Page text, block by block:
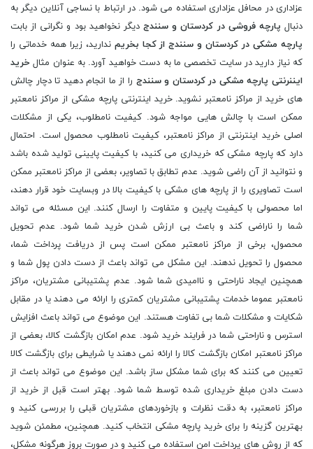
عزاداری در محافل عزاداری استفاده می شود. در ارتباط با نساجی آنلاین دیگر به
دنبالپارچه فروشی در کردستان و سنندجدیگر نخواهید بود و نگرانی از بابت
پارچه مشکی در کردستان و سنندج از کجا بخریم ندارید، زیرا همه خدماتی را
که نیاز دارید در سایت تخصصی ما به دست خواهید آورد. به عنوان مثالخرید
ایننرنتی پارچه مشکی در کردستان و سنندج را از ما انجام دهید تا دچار چالش
های خرید از مراکز نامعتبر نشوید. خرید اینترنتی پارچه مشکی از مراکز نامعتبر
ممکن است با چالش هایی مواجه شود. کیفیت نامطلوب، یکی از مشکلات
اصلی خرید اینترنتی از مراکز نامعتبر، کیفیت نامطلوب محصول است. احتمال
دارد که پارچه مشکی که خریداری می کنید، با کیفیت پایینی تولید شده باشد
و نتوانید از آن راضی شوید. عدم تطابق با تصاویر، بعضی از مراکز نامعتبر ممکن
است تصاویری را از پارچه های مشکی با کیفیت بالا در وبسایت خود قرار دهند،
اما محصولی با کیفیت پایین و متفاوت را ارسال کنند. این مسئله می تواند
شما را ناراضی کند و باعث بی ارزش شدن خرید شما شود. عدم تحویل
محصول، برخی از مراکز نامعتبر ممکن است پس از دریافت پرداخت شما،
محصول را تحویل ندهند. این مشکل می تواند باعث از دست دادن پول شما و
همچنین ایجاد ناراحتی و ناامیدی شما شود. عدم پشتیبانی مشتریان، مراکز
نامعتبر عموما خدمات پشتیبانی مشتریان کمتری را ارائه می دهند یا در مقابل
شکایات و مشکلات شما بی تفاوت هستند. این موضوع می تواند باعث افزایش
استرس و ناراحتی شما در فرایند خرید شود. عدم امکان بازگشت کالا، بعضی از
مراکز نامعتبر امکان بازگشت کالا را ارائه نمی دهند یا شرایطی برای بازگشت کالا
تعیین می کنند که برای شما مشکل ساز باشد. این موضوع می تواند باعث از
دست دادن مبلغ خریداری شده توسط شما شود. بهتر است قبل از خرید از
مراکز نامعتبر، به دقت نظرات و بازخوردهای مشتریان قبلی را بررسی کنید و
بهترین گزینه را برای خرید پارچه مشکی انتخاب کنید. همچنین، مطمئن شوید
که از روش های پرداخت امن استفاده می کنید و در صورت بروز هرگونه مشکل،